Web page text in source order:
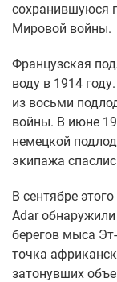
сохранившуюся
Мировой войны.
Французская
воду в 1914
из восьми
войны. В июне
немецкой
экипажа
В сентябре
Adar
берегов мыса
точка
затонувших